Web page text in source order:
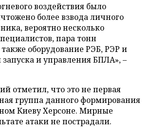
воздействия было
более взвода личного
вероятно несколько
пара тонн
также оборудование РЭБ, РЭР и
запуска и управления БПЛА», –
отметил, что это не первая
группа данного формирования
Киеву Херсоне. Мирные
атаки не пострадали.